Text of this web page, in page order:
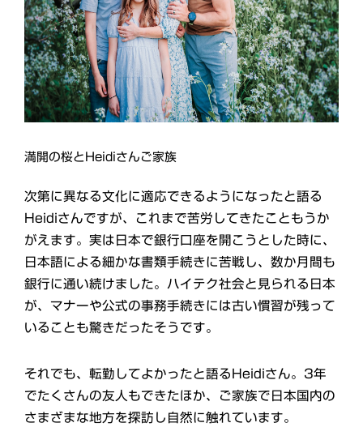
満開の桜とHeidiさんご家族
次第に異なる文化に適応できるようになったと語る
Heidiさんですが、これまで苦労してきたこともうか
がえます。実は日本で銀行口座を開こうとした時に、
日本語による細かな書類手続きに苦戦し、数か月間も
銀行に通い続けました。ハイテク社会と見られる日本
が、マナーや公式の事務手続きには古い慣習が残って
いることも驚きだったそうです。
それでも、転勤してよかったと語るHeidiさん。3年
でたくさんの友人もできたほか、ご家族で日本国内の
さまざまな地方を探訪し自然に触れています。